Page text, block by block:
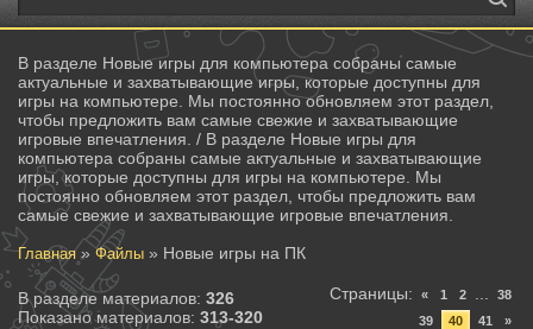
В разделе Новые игры для компьютера собраны самые
актуальные и захватывающие игры, которые доступны для
игры на компьютере. Мы постоянно обновляем этот раздел,
чтобы предложить вам самые свежие и захватывающие
игровые впечатления. / В разделе Новые игры для
компьютера собраны самые актуальные и захватывающие
игры, которые доступны для игры на компьютере. Мы
постоянно обновляем этот раздел, чтобы предложить вам
самые свежие и захватывающие игровые впечатления.
Главная»Файлы » Новые игры на ПК
В разделе материалов: 326
Показано материалов: 313-320
Страницы: « 1 2
38
39
40 41 »